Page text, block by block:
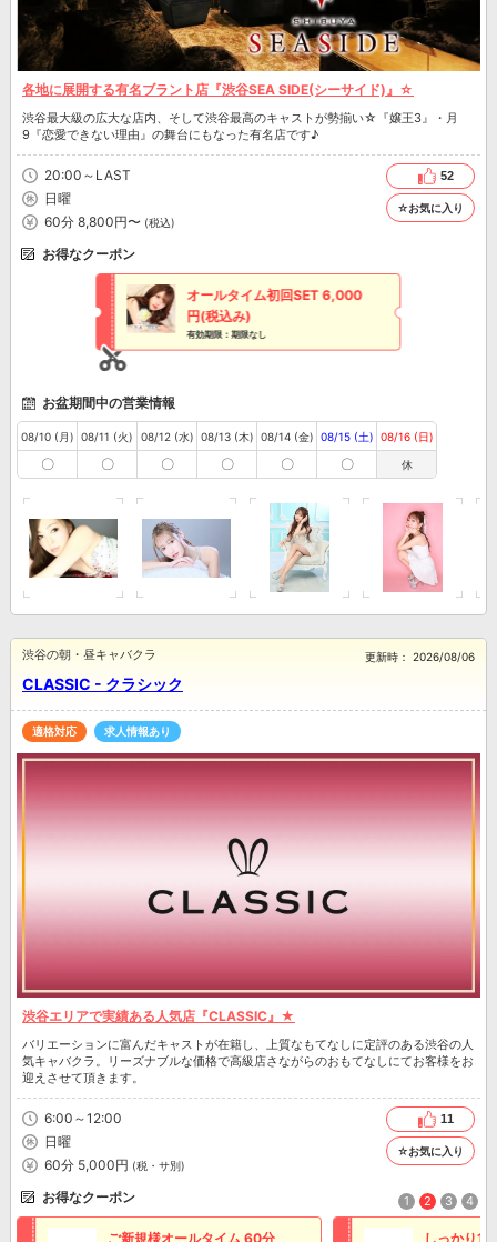
各地に展開する有名ブラント店『渋谷SEA SIDE(シーサイド)』☆
渋谷最大級の広大な店内、そして渋谷最高のキャストが勢揃い☆『嬢王3』・月
9『恋愛できない理由』の舞台にもなった有名店です♪
20:00～LAST
日曜
60分 8,800円〜 (税込)
52
☆お気に入り
お得なクーポン
オールタイム初回SET 6,000
円(税込み)
有効期限：期限なし
お盆期間中の営業情報
08/10 (月)
〇
08/11 (火)
〇
08/12 (水)
〇
08/13 (木)
〇
08/14 (金)
〇
08/15 (土)
〇
08/16 (日)
休
CLASSIC - クラシック
渋谷の朝・昼キャバクラ 更新時： 2026/08/06
適格対応 求人情報あり
渋谷エリアで実績ある人気店『CLASSIC』★
バリエーションに富んだキャストが在籍し、上質なもてなしに定評のある渋谷の人
気キャバクラ。リーズナブルな価格で高級店さながらのおもてなしにてお客様をお
迎えさせて頂きます。
6:00～12:00
日曜
60分 5,000円 (税・サ別)
11
☆お気に入り
お得なクーポン
ご新規様オールタイム 60分 しっかり
1 2 3 4